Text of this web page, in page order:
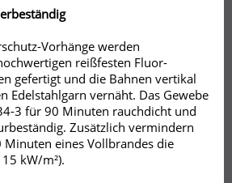
Vorhänge werden
reißfesten Fluor-
gefertigt und die Bahnen vertikal
Edelstahlgarn vernäht. Das Gewebe
3 für 90 Minuten rauchdicht und
Zusätzlich vermindern
Minuten eines Vollbrandes die
kW/m²).